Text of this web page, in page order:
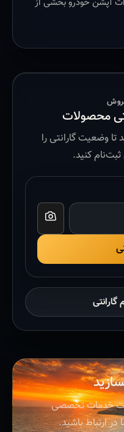
آپشن خودرو بخشی از
محصولات
وضعیت گارانتی را
ثبت‌نام کنید.
خدمات تخصصی
ارتباط باشید.